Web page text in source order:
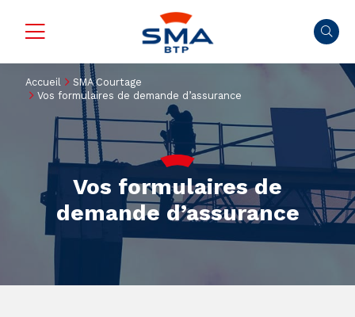
Accueil
SMA Courtage
Vos formulaires de demande d’assurance
Vos formulaires de
demande d’assurance